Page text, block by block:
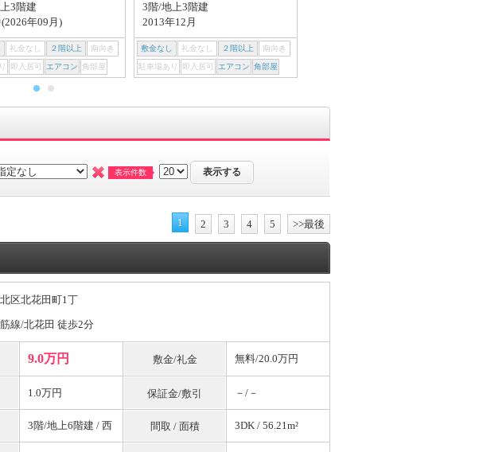
3階建
年09月)
礼金なし ２階以上 南向き
即入居可 エアコン 角部屋
3階/地上3階建
2013年12月
敷金なし 礼金なし ２階以上 南向き
駐車場あり 即入居可 エアコン 角部屋
表示件数
1 2 3 4 5 >>最後
区北花田町1丁
線/北花田 徒歩2分
9.0万円 敷金/礼金 無料/20.0万円
1.0万円 保証金/敷引 －/－
3階/地上6階建 / 西 間取 / 面積 3DK / 56.21m²